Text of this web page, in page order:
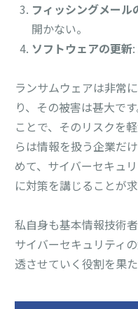
フィッシングメール
開かない。
ソフトウェアの更新
ランサムウェアは非常
り、その被害は甚大で
ことで、そのリスクを
らは情報を扱う企業だ
めて、サイバーセキュ
に対策を講じることが求
私自身も基本情報技術
サイバーセキュリティ
透させていく役割を果